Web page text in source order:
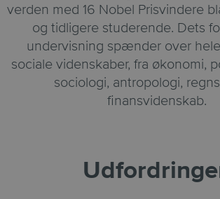
verden med 16 Nobel Prisvindere
og tidligere studerende. Dets
undervisning spænder over
sociale videnskaber, fra økonomi,
sociologi, antropologi,
finansvidenskab.